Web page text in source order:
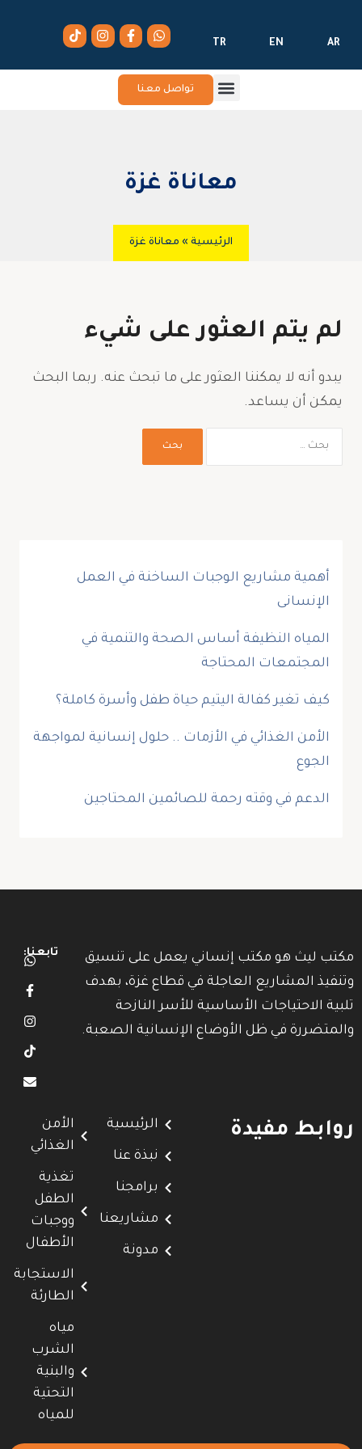
AR
EN
TR
تواصل معنا
معاناة غزة
الرئيسية » معاناة غزة
لم يتم العثور على شيء
يبدو أنه لا يمكننا العثور على ما تبحث عنه. ربما البحث
يمكن أن يساعد.
أهمية مشاريع الوجبات الساخنة في العمل
الإنسانى
المياه النظيفة أساس الصحة والتنمية في
المجتمعات المحتاجة
كيف تغير كفالة اليتيم حياة طفل وأسرة كاملة؟
الأمن الغذائي في الأزمات .. حلول إنسانية لمواجهة
الجوع
الدعم في وقته رحمة للصائمين المحتاجين
مكتب ليث هو مكتب إنساني يعمل على تنسيق
وتنفيذ المشاريع العاجلة في قطاع غزة، بهدف
تلبية الاحتياجات الأساسية للأسر النازحة
والمتضررة في ظل الأوضاع الإنسانية الصعبة.
تابعنا:
روابط مفيدة الرئيسية
نبذة عنا
برامجنا
مشاريعنا
مدونة
الأمن
الغذائي
تغذية
الطفل
ووجبات
الأطفال
الاستجابة
الطارئة
مياه
الشرب
والبنية
التحتية
للمياه